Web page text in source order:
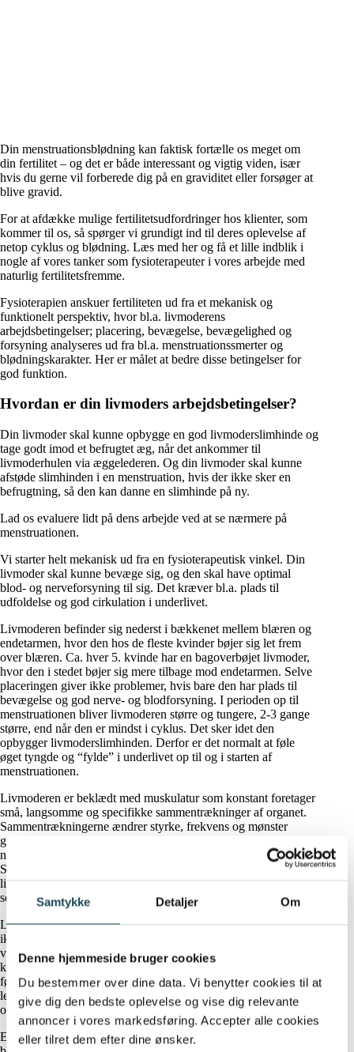
Samtykke Detaljer Om
Denne hjemmeside bruger cookies
Du bestemmer over dine data. Vi benytter cookies til at
give dig den bedste oplevelse og vise dig relevante
annoncer i vores markedsføring. Accepter alle cookies
eller tilret dem efter dine ønsker.
Din menstruationsblødning kan faktisk fortælle os meget om
din fertilitet – og det er både interessant og vigtig viden, især
hvis du gerne vil forberede dig på en graviditet eller forsøger at
blive gravid.
For at afdække mulige fertilitetsudfordringer hos klienter, som
kommer til os, så spørger vi grundigt ind til deres oplevelse af
netop cyklus og blødning. Læs med her og få et lille indblik i
nogle af vores tanker som fysioterapeuter i vores arbejde med
naturlig fertilitetsfremme.
Fysioterapien anskuer fertiliteten ud fra et mekanisk og
funktionelt perspektiv, hvor bl.a. livmoderens
arbejdsbetingelser; placering, bevægelse, bevægelighed og
forsyning analyseres ud fra bl.a. menstruationssmerter og
blødningskarakter. Her er målet at bedre disse betingelser for
god funktion.
Hvordan er din livmoders arbejdsbetingelser?
Din livmoder skal kunne opbygge en god livmoderslimhinde og
tage godt imod et befrugtet æg, når det ankommer til
livmoderhulen via æggelederen. Og din livmoder skal kunne
afstøde slimhinden i en menstruation, hvis der ikke sker en
befrugtning, så den kan danne en slimhinde på ny.
Lad os evaluere lidt på dens arbejde ved at se nærmere på
menstruationen.
Vi starter helt mekanisk ud fra en fysioterapeutisk vinkel. Din
livmoder skal kunne bevæge sig, og den skal have optimal
blod- og nerveforsyning til sig. Det kræver bl.a. plads til
udfoldelse og god cirkulation i underlivet.
Livmoderen befinder sig nederst i bækkenet mellem blæren og
endetarmen, hvor den hos de fleste kvinder bøjer sig let frem
over blæren. Ca. hver 5. kvinde har en bagoverbøjet livmoder,
hvor den i stedet bøjer sig mere tilbage mod endetarmen. Selve
placeringen giver ikke problemer, hvis bare den har plads til
bevægelse og god nerve- og blodforsyning. I perioden op til
menstruationen bliver livmoderen større og tungere, 2-3 gange
større, end når den er mindst i cyklus. Det sker idet den
opbygger livmoderslimhinden. Derfor er det normalt at føle
øget tyngde og “fylde” i underlivet op til og i starten af
menstruationen.
Livmoderen er beklædt med muskulatur som konstant foretager
små, langsomme og specifikke sammentrækninger af organet.
Sammentrækningerne ændrer styrke, frekvens og mønster
gennem cyklus, og de er kraftigst under menstruationen. Det er
normalt, hvis du mærker det som en murrende aktivitet.
Sammentrækningerne sker fra toppen ned mod bunden af
livmoderen i starten af cyklus, netop for at afstøde slimhinden
som menstruation ud gennem livmoderhalsen.
Livmoderen kan mekanisk blive udfordret i sit arbejde, hvis den
ikke har mulighed for at bevæge sig optimalt. Det kan f.eks.
være grundet arvæv i underlivet eller i selve livmoderen. Arvæv
kan opstå efter infektioner, operationer eller udskrab, eller som
følge af sygdommen endometriose. Stramhed i bindevæv og
ledbånd, eller øget spænding i muskler i bækkenregionen kan
også begrænse livmoderen.
Er du meget stillesiddende og inaktiv, så ligger din livmoder i et